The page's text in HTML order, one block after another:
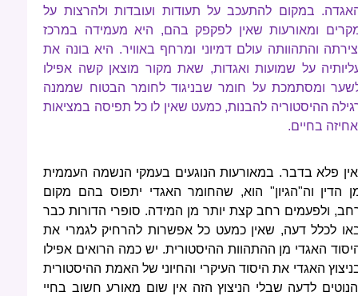
במקום להתעכב על תעודות ועובדות ולהרצות על
ומאורעות שאין לפקפק בהם, היא מעמידה במרכז
והתהוותה עולם דמיוני ומרחף באוויר. היא בונה את
על שמועות ואגדות, שאת מקור מוצאן קשה אפילו
ומסתמכת על חומר שבניגוד לחומר הבטוח שממנה
ההיסטוריה להבנות, כמעט שאין לו כל תפיסה במציאות
בחיים.
פלא בדבר. במאורעות הנוגעים בעמקי הנשמה העממית
הדין וה"הגיון" הוא, שהחומר האגדי יתפוס בהם מקום
ולפעמים רחב קצת יותר מן המידה. סופרי הדורות כבר
לכלל דעה, שאין כמעט כל אפשרות להרחיק לגמרי את
האגדי מן ההתהוות ההיסטורית. יש כמה הרואים אפילו
האגדי את היסוד העיקרי והחיוני של האמת ההיסטורית
לדעה שבלי הניצוץ הזה אין שום מאורע חשוב בחיי